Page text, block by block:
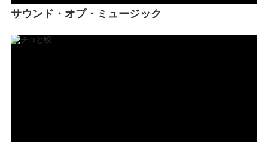
サウンド・オブ・ミュージック